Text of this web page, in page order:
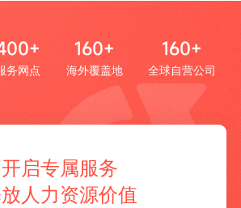
务网点
160+
海外覆盖地
160+
全球自营公司
开启专属服务
人力资源价值